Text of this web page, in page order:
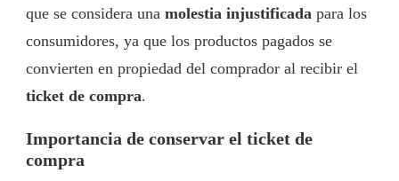
que se considera una molestia injustificada para los
consumidores, ya que los productos pagados se
convierten en propiedad del comprador al recibir el
ticket de compra.
Importancia de conservar el ticket de
compra